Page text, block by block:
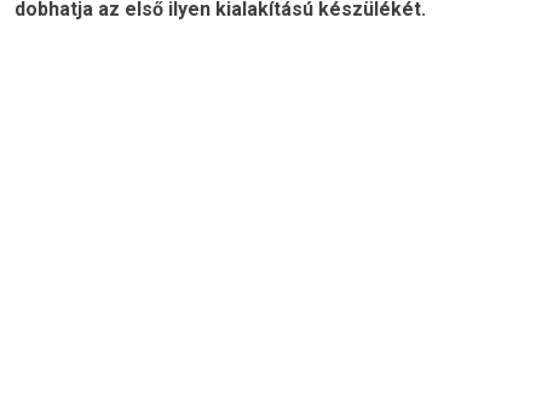
dobhatja az első ilyen kialakítású készülékét.